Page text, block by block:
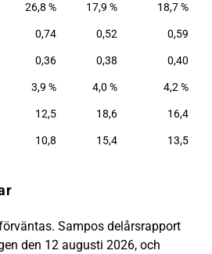
26,8 % 17,9 % 18,7 %
0,74 0,52 0,59
0,36 0,38 0,40
3,9 % 4,0 % 4,2 %
12,5 18,6 16,4
10,8 15,4 13,5
Sampos delårsrapport
den 12 augusti 2026, och